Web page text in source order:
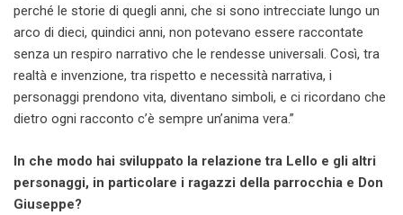
perché le storie di quegli anni, che si sono intrecciate lungo un
arco di dieci, quindici anni, non potevano essere raccontate
senza un respiro narrativo che le rendesse universali. Così, tra
realtà e invenzione, tra rispetto e necessità narrativa, i
personaggi prendono vita, diventano simboli, e ci ricordano che
dietro ogni racconto c’è sempre un’anima vera.”
In che modo hai sviluppato la relazione tra Lello e gli altri
personaggi, in particolare i ragazzi della parrocchia e Don
Giuseppe?